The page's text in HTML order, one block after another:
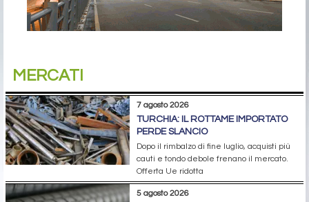
MERCATI
7 agosto 2026
TURCHIA: IL ROTTAME IMPORTATO
PERDE SLANCIO
Dopo il rimbalzo di fine luglio, acquisti più
cauti e tondo debole frenano il mercato.
Offerta Ue ridotta
5 agosto 2026